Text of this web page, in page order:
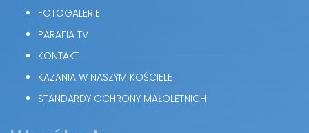
FOTOGALERIE
PARAFIA TV
KONTAKT
KAZANIA W NASZYM KOŚCIELE
STANDARDY OCHRONY MAŁOLETNICH